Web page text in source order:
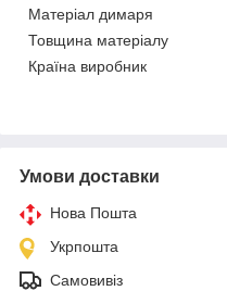
Матеріал димаря
Товщина матеріалу
Країна виробник
Умови доставки
Нова Пошта
Укрпошта
Самовивіз